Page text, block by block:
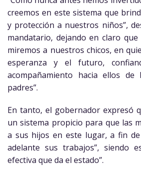
creemos en este sistema que
y protección a nuestros niños”,
mandatario, dejando en claro
miremos a nuestros chicos, en
esperanza y el futuro,
acompañamiento hacia ellos
padres”.
En tanto, el gobernador expresó
un sistema propicio para que las
a sus hijos en este lugar, a fin
adelante sus trabajos”, siendo
efectiva que da el estado”.